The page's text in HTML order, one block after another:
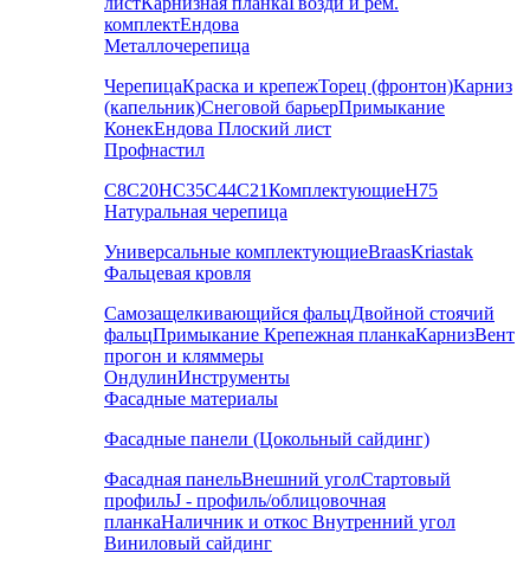
комплектЕндова
Металлочерепица
ЧерепицаКраска и крепежТорец (фронтон)Карниз
(капельник)Снеговой барьерПримыкание
КонекЕндова Плоский лист
Профнастил
С8С20НС35С44С21КомплектующиеН75
Натуральная черепица
Универсальные комплектующиеBraasKriastak
Фальцевая кровля
Самозащелкивающийся фальцДвойной стоячий
фальцПримыкание Крепежная планкаКарнизВент
прогон и кляммеры
ОндулинИнструменты
Фасадные материалы
Фасадные панели (Цокольный сайдинг)
Фасадная панельВнешний уголСтартовый
профильJ - профиль/облицовочная
планкаНаличник и откос Внутренний угол
Виниловый сайдинг